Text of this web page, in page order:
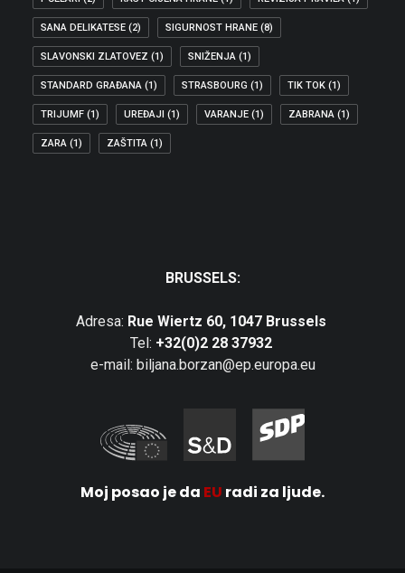
SANA DELIKATESE (2) SIGURNOST HRANE (8)
SLAVONSKI ZLATOVEZ (1) SNIŽENJA (1)
STANDARD GRAĐANA (1) STRASBOURG (1) TIK TOK (1)
TRIJUMF (1) UREĐAJI (1) VARANJE (1) ZABRANA (1)
ZARA (1) ZAŠTITA (1)
BRUSSELS:
Adresa: Rue Wiertz 60, 1047 Brussels
Tel: +32(0)2 28 37932
e-mail: biljana.borzan@ep.europa.eu
Moj posao je da EU radi za ljude.